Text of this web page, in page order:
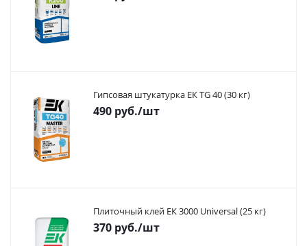
Гипсовая штукатурка ЕК TG 40 (30 кг)
490 руб./шт
Плиточный клей ЕК 3000 Universal (25 кг)
370 руб./шт